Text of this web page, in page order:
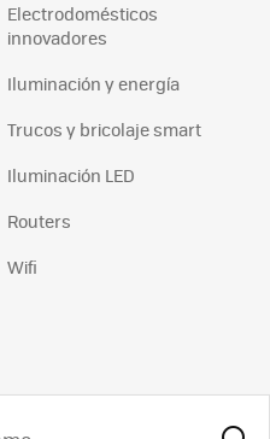
Electrodomésticos
innovadores
Iluminación y energía
Trucos y bricolaje smart
Iluminación LED
Routers
Wifi